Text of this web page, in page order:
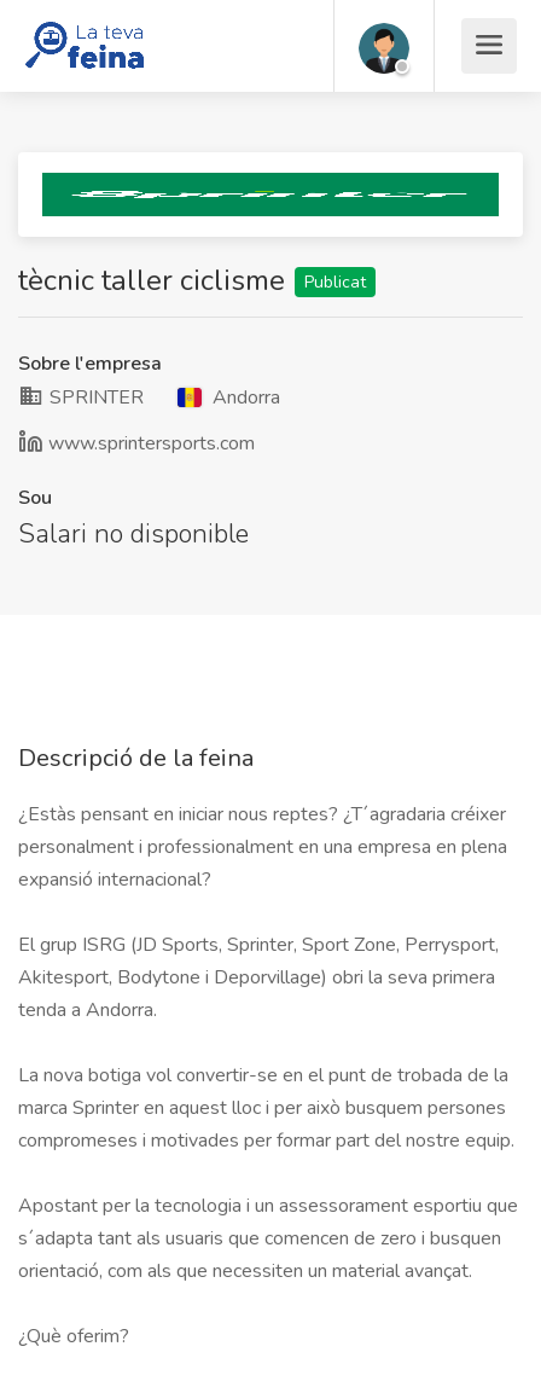
tècnic taller ciclisme Publicat
Sobre l'empresa
SPRINTER
Andorra
www.sprintersports.com
Sou
Salari no disponible
Descripció de la feina
¿Estàs pensant en iniciar nous reptes? ¿T´agradaria créixer
personalment i professionalment en una empresa en plena
expansió internacional?
El grup ISRG (JD Sports, Sprinter, Sport Zone, Perrysport,
Akitesport, Bodytone i Deporvillage) obri la seva primera
tenda a Andorra.
La nova botiga vol convertir-se en el punt de trobada de la
marca Sprinter en aquest lloc i per això busquem persones
compromeses i motivades per formar part del nostre equip.
Apostant per la tecnologia i un assessorament esportiu que
s´adapta tant als usuaris que comencen de zero i busquen
orientació, com als que necessiten un material avançat.
¿Què oferim?